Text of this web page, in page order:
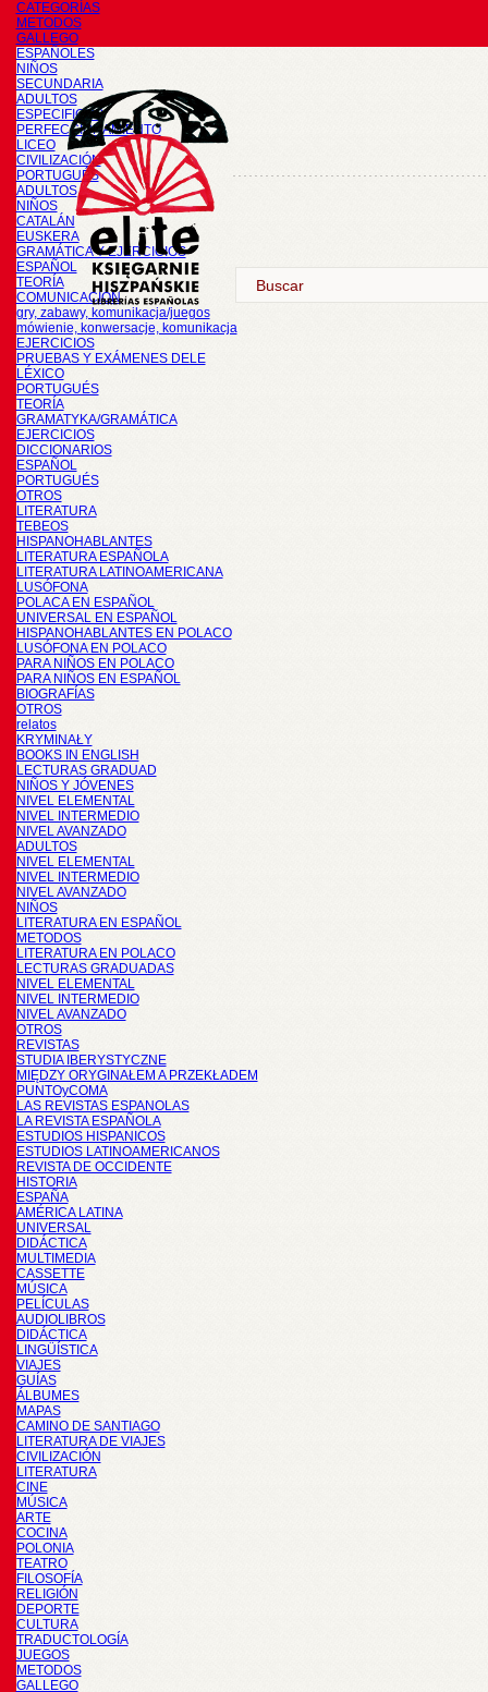
CATEGORÍAS
METODOS
GALLEGO
ESPAÑOLES
NIÑOS
SECUNDARIA
ADULTOS
ESPECIFICOS
PERFECCIONAMIENTO
LICEO
CIVILIZACIÓN
PORTUGUÉS
ADULTOS
NIÑOS
CATALÁN
EUSKERA
GRAMÁTICA Y EJERCICIOS
ESPAÑOL
TEORÍA
COMUNICACIÓN
gry, zabawy, komunikacja/juegos
mówienie, konwersacje, komunikacja
EJERCICIOS
PRUEBAS Y EXÁMENES DELE
LÉXICO
PORTUGUÉS
TEORÍA
GRAMATYKA/GRAMÁTICA
EJERCICIOS
DICCIONARIOS
ESPAÑOL
PORTUGUÉS
OTROS
LITERATURA
TEBEOS
HISPANOHABLANTES
LITERATURA ESPAÑOLA
LITERATURA LATINOAMERICANA
LUSÓFONA
POLACA EN ESPAÑOL
UNIVERSAL EN ESPAÑOL
HISPANOHABLANTES EN POLACO
LUSÓFONA EN POLACO
PARA NIÑOS EN POLACO
PARA NIÑOS EN ESPAÑOL
BIOGRAFÍAS
OTROS
relatos
KRYMINAŁY
BOOKS IN ENGLISH
LECTURAS GRADUAD
NIÑOS Y JÓVENES
NIVEL ELEMENTAL
NIVEL INTERMEDIO
NIVEL AVANZADO
ADULTOS
NIVEL ELEMENTAL
NIVEL INTERMEDIO
NIVEL AVANZADO
NIÑOS
LITERATURA EN ESPAÑOL
METODOS
LITERATURA EN POLACO
LECTURAS GRADUADAS
NIVEL ELEMENTAL
NIVEL INTERMEDIO
NIVEL AVANZADO
OTROS
REVISTAS
STUDIA IBERYSTYCZNE
MIĘDZY ORYGINAŁEM A PRZEKŁADEM
PUNTOyCOMA
LAS REVISTAS ESPANOLAS
LA REVISTA ESPAÑOLA
ESTUDIOS HISPANICOS
ESTUDIOS LATINOAMERICANOS
REVISTA DE OCCIDENTE
HISTORIA
ESPAÑA
AMÉRICA LATINA
UNIVERSAL
DIDÁCTICA
MULTIMEDIA
CASSETTE
MÚSICA
PELÍCULAS
AUDIOLIBROS
DIDÁCTICA
LINGÜÍSTICA
VIAJES
GUÍAS
ÁLBUMES
MAPAS
CAMINO DE SANTIAGO
LITERATURA DE VIAJES
CIVILIZACIÓN
LITERATURA
CINE
MÚSICA
ARTE
COCINA
POLONIA
TEATRO
FILOSOFÍA
RELIGIÓN
DEPORTE
CULTURA
TRADUCTOLOGÍA
JUEGOS
METODOS
GALLEGO